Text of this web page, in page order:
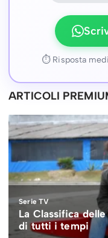
⏱ Risposta
ARTICOLI